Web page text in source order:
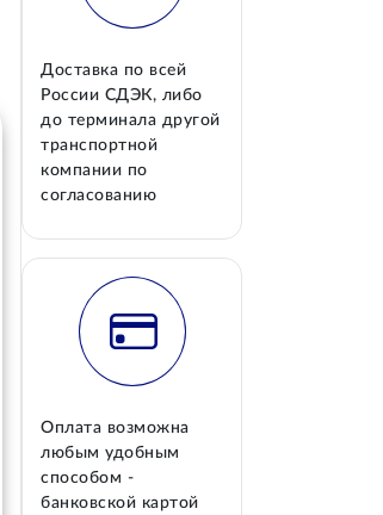
Доставка по всей
России СДЭК, либо
до терминала другой
транспортной
компании по
согласованию
Оплата возможна
любым удобным
способом -
банковской картой